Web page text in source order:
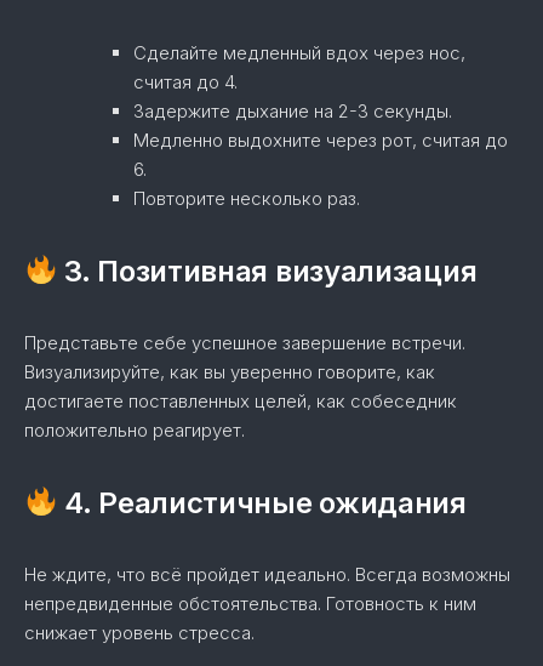
Сделайте медленный вдох через нос,
считая до 4.
Задержите дыхание на 2-3 секунды.
Медленно выдохните через рот, считая до
6.
Повторите несколько раз.
3. Позитивная визуализация
Представьте себе успешное завершение встречи.
Визуализируйте, как вы уверенно говорите, как
достигаете поставленных целей, как собеседник
положительно реагирует.
4. Реалистичные ожидания
Не ждите, что всё пройдет идеально. Всегда возможны
непредвиденные обстоятельства. Готовность к ним
снижает уровень стресса.